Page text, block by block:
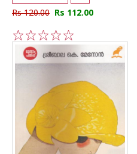
Rs 120.00 Rs 112.00
5
4
3
2